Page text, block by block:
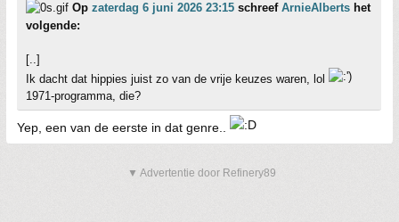
Op zaterdag 6 juni 2026 23:15 schreef ArnieAlberts het
volgende:
[..]
Ik dacht dat hippies juist zo van de vrije keuzes waren, lol
1971-programma, die?
Yep, een van de eerste in dat genre..
▼ Advertentie door Refinery89